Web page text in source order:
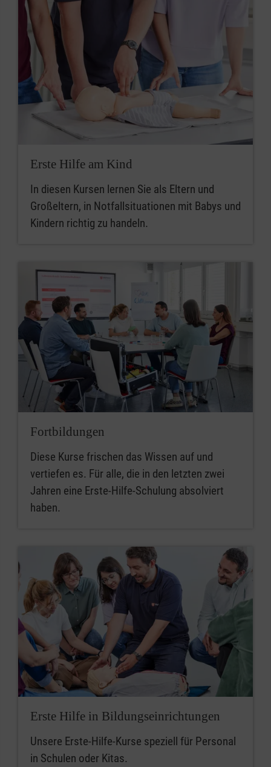
Erste Hilfe am Kind
In diesen Kursen lernen Sie als Eltern und
Großeltern, in Notfallsituationen mit Babys und
Kindern richtig zu handeln.
Fortbildungen
Diese Kurse frischen das Wissen auf und
vertiefen es. Für alle, die in den letzten zwei
Jahren eine Erste-Hilfe-Schulung absolviert
haben.
Erste Hilfe in Bildungseinrichtungen
Unsere Erste-Hilfe-Kurse speziell für Personal
in Schulen oder Kitas.